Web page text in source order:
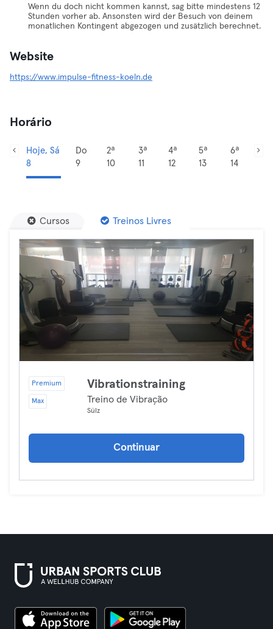
Wenn du doch nicht kommen kannst, sag bitte mindestens 12
Stunden vorher ab. Ansonsten wird der Besuch von deinem
monatlichen Kontingent abgezogen und zusätzlich berechnet.
Website
https://www.impulse-fitness-koeln.de
Horário
Hoje, Sá
8
Do
9
2ª
10
3ª
11
4ª
12
5ª
13
6ª
14
Cursos Treinos Livres
Premium
Max
Vibrationstraining
Treino de Vibração
Sülz
Continuar